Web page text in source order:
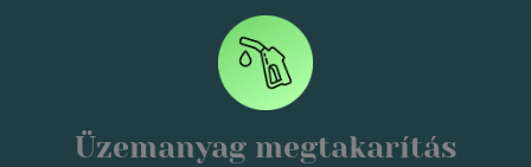
Üzemanyag megtakarítás